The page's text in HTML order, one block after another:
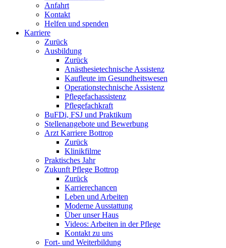
Anfahrt
Kontakt
Helfen und spenden
Karriere
Zurück
Ausbildung
Zurück
Anästhesietechnische Assistenz
Kaufleute im Gesundheitswesen
Operationstechnische Assistenz
Pflegefachassistenz
Pflegefachkraft
BuFDi, FSJ und Praktikum
Stellenangebote und Bewerbung
Arzt Karriere Bottrop
Zurück
Klinikfilme
Praktisches Jahr
Zukunft Pflege Bottrop
Zurück
Karrierechancen
Leben und Arbeiten
Moderne Ausstattung
Über unser Haus
Videos: Arbeiten in der Pflege
Kontakt zu uns
Fort- und Weiterbildung